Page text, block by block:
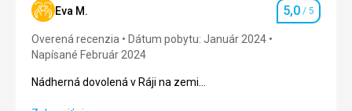
Eva M. Hodnotenie
5,0 / 5
Overená recenzia
Dátum pobytu: Január 2024
Napísané Február 2024
Nádherná dovolená v Ráji na zemi...